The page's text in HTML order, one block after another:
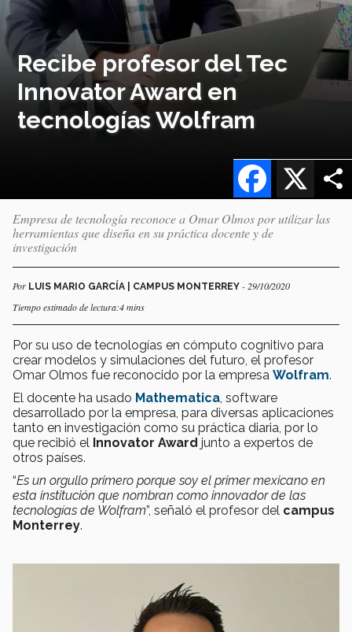
Recibe profesor del Tec
Innovator Award en
tecnologías Wolfram
X
Facebook
Empresa de tecnología reconoce a Omar Olmos por utilizar las
herramientas que diseña en su práctica docente y de
investigación
Por LUIS MARIO GARCÍA | CAMPUS MONTERREY - 29/10/2020
Tiempo estimado de lectura:4 mins
Por su uso de tecnologías en cómputo cognitivo para
crear modelos y simulaciones del futuro, el profesor
Omar Olmos fue reconocido por la empresa Wolfram.
El docente ha usado Mathematica , software
desarrollado por la empresa, para diversas aplicaciones
tanto en investigación como su práctica diaria, por lo
que recibió el Innovator Award junto a expertos de
otros países.
“Es un orgullo primero porque soy el primer mexicano en
esta institución que nombran como innovador de las
tecnologías de Wolfram”, señaló el profesor del campus
Monterrey.